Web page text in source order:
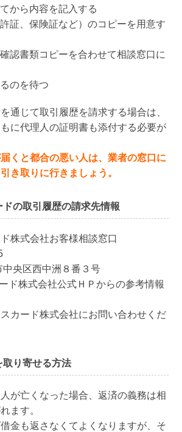
から内容を記入する
証、保険証など）のコピーを用意す
認書類コピーを合わせて相談窓口に
のを待つ
通じて取引履歴を請求する場合は、
に代理人の証明書も添付する必要が
くと都合の悪い人は、業者の窓口に
き取りに行きましょう。
の取引履歴の請求先情報
株式会社お客様相談窓口
央区西中洲８番３号
ド株式会社公式ＨＰからの参考情報
カード株式会社にお問い合わせくだ
り寄せる方法
が亡くなった場合、返済の義務は相
ます。
金も返さなくてよくなりますが、そ